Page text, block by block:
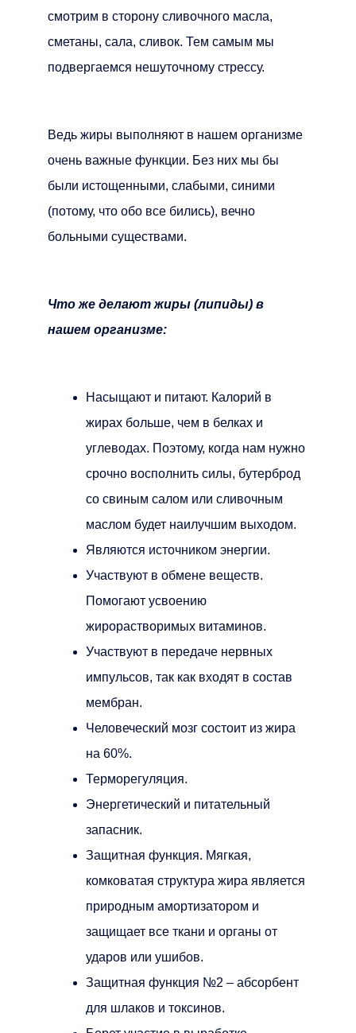
смотрим в сторону сливочного масла,
сметаны, сала, сливок. Тем самым мы
подвергаемся нешуточному стрессу.
Ведь жиры выполняют в нашем организме
очень важные функции. Без них мы бы
были истощенными, слабыми, синими
(потому, что обо все бились), вечно
больными существами.
Что же делают жиры (липиды) в
нашем организме:
Насыщают и питают. Калорий в
жирах больше, чем в белках и
углеводах. Поэтому, когда нам нужно
срочно восполнить силы, бутерброд
со свиным салом или сливочным
маслом будет наилучшим выходом.
Являются источником энергии.
Участвуют в обмене веществ.
Помогают усвоению
жирорастворимых витаминов.
Участвуют в передаче нервных
импульсов, так как входят в состав
мембран.
Человеческий мозг состоит из жира
на 60%.
Терморегуляция.
Энергетический и питательный
запасник.
Защитная функция. Мягкая,
комковатая структура жира является
природным амортизатором и
защищает все ткани и органы от
ударов или ушибов.
Защитная функция №2 – абсорбент
для шлаков и токсинов.